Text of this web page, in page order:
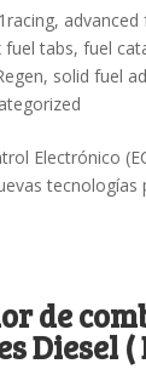
,
fuel tabs,fuel
, solid fuel
Electrónico
de
(